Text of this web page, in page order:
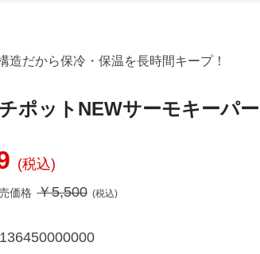
造だから保冷・保温を長時間キープ！
ポットNEWサーモキーパー
(税込)
価格 ￥5,500 (税込)